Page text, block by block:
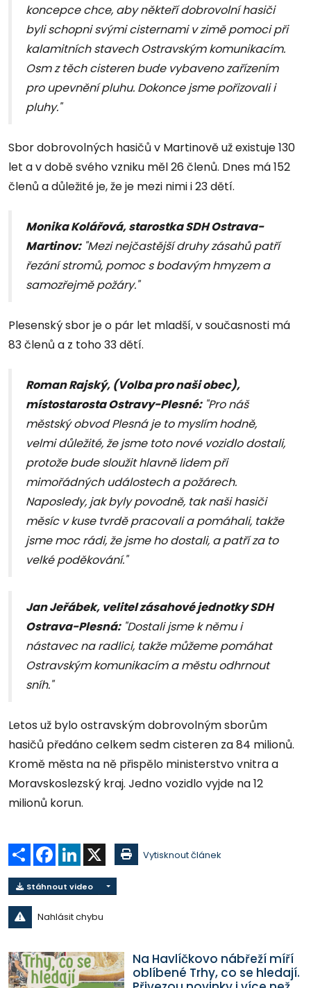
koncepce chce, aby někteří dobrovolní hasiči
byli schopni svými cisternami v zimě pomoci při
kalamitních stavech Ostravským komunikacím.
Osm z těch cisteren bude vybaveno zařízením
pro upevnění pluhu. Dokonce jsme pořizovali i
pluhy."
Sbor dobrovolných hasičů v Martinově už existuje 130
let a v době svého vzniku měl 26 členů. Dnes má 152
členů a důležité je, že je mezi nimi i 23 dětí.
Monika Kolářová, starostka SDH Ostrava-
Martinov:"Mezi nejčastější druhy zásahů patří
řezání stromů, pomoc s bodavým hmyzem a
samozřejmě požáry."
Plesenský sbor je o pár let mladší, v současnosti má
83 členů a z toho 33 dětí.
Roman Rajský, (Volba pro naši obec),
místostarosta Ostravy-Plesné:"Pro náš
městský obvod Plesná je to myslím hodně,
velmi důležité, že jsme toto nové vozidlo dostali,
protože bude sloužit hlavně lidem při
mimořádných událostech a požárech.
Naposledy, jak byly povodně, tak naši hasiči
měsíc v kuse tvrdě pracovali a pomáhali, takže
jsme moc rádi, že jsme ho dostali, a patří za to
velké poděkování."
Jan Jeřábek, velitel zásahové jednotky SDH
Ostrava-Plesná:"Dostali jsme k němu i
nástavec na radlici, takže můžeme pomáhat
Ostravským komunikacím a městu odhrnout
sníh."
Letos už bylo ostravským dobrovolným sborům
hasičů předáno celkem sedm cisteren za 84 milionů.
Kromě města na ně přispělo ministerstvo vnitra a
Moravskoslezský kraj. Jedno vozidlo vyjde na 12
milionů korun.
Sdílet Facebook
LinkedIn Vytisknout článek
Stáhnout video
Nahlásit chybu
Na Havlíčkovo nábřeží míří
oblíbené Trhy, co se hledají.